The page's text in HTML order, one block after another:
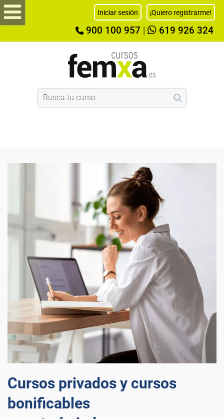
Iniciar sesión ¡Quiero registrarme!
900 100 957 619 926 324
Cursos privados y cursos
bonificables